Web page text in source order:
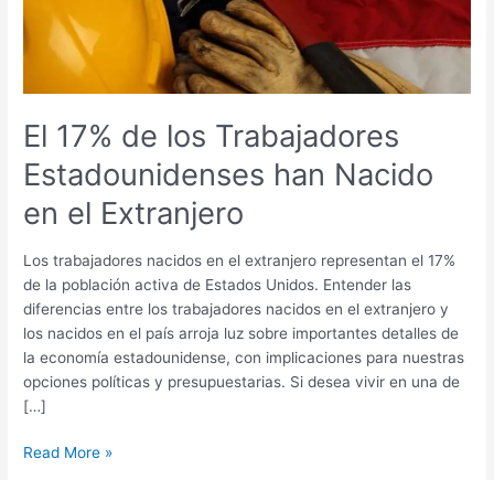
El 17% de los Trabajadores
Estadounidenses han Nacido
en el Extranjero
Los trabajadores nacidos en el extranjero representan el 17%
de la población activa de Estados Unidos. Entender las
diferencias entre los trabajadores nacidos en el extranjero y
los nacidos en el país arroja luz sobre importantes detalles de
la economía estadounidense, con implicaciones para nuestras
opciones políticas y presupuestarias. Si desea vivir en una de
[…]
han
Nacido
el
Read More »